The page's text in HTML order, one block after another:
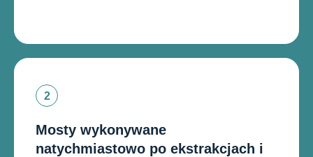
Mosty wykonywane
natychmiastowo po ekstrakcjach i